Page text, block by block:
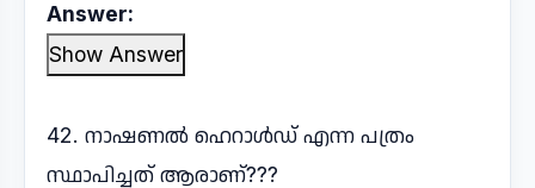
Answer:
Show Answer
42. നാഷണൽ ഹെറാൾഡ് എന്ന പത്രം
സ്ഥാപിച്ചത് ആരാണ്???